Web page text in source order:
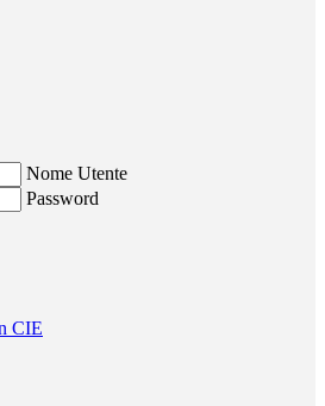
Nome Utente
Password
CIE